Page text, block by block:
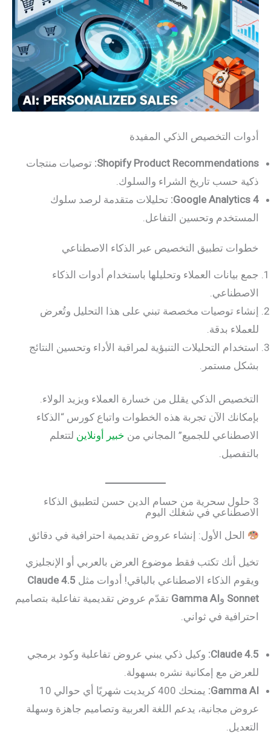
أدوات التخصيص الذكي المفيدة
Shopify Product Recommendations: توصيات منتجات
ذكية حسب تاريخ الشراء والسلوك.
Google Analytics 4: تحليلات متقدمة لرصد سلوك
المستخدم وتحسين التفاعل.
خطوات تطبيق التخصيص عبر الذكاء الاصطناعي
جمع بيانات العملاء وتحليلها باستخدام أدوات الذكاء
الاصطناعي.
إنشاء توصيات مخصصة تبني على هذا التحليل وتُعرض
للعملاء بدقة.
استخدام التحليلات التنبؤية لمراقبة الأداء وتحسين النتائج
بشكل مستمر.
التخصيص الذكي يقلل من خسارة العملاء ويزيد الولاء.
بإمكانك الآن تجربة هذه الخطوات واتباع كورس “الذكاء
الاصطناعي للجميع” المجاني من خبير أونلاين لتتعلم
بالتفصيل.
3 حلول سحرية من حسام الدين حسن لتطبيق الذكاء
الاصطناعي في شغلك اليوم
الحل الأول: إنشاء عروض تقديمية احترافية في دقائق
تخيل أنك تكتب فقط موضوع العرض بالعربي أو الإنجليزي
ويقوم الذكاء الاصطناعي بالباقي! أدوات مثل Claude 4.5
Sonnet وGamma AI تقدّم عروض تقديمية تفاعلية بتصاميم
احترافية في ثواني.
Claude 4.5: وكيل ذكي يبني عروض تفاعلية وكود برمجي
للعرض مع إمكانية نشره بسهولة.
Gamma AI:
يمنحك 400 كريديت شهريًا أي حوالي 10
عروض مجانية، يدعم اللغة العربية وتصاميم جاهزة وسهلة
التعديل.